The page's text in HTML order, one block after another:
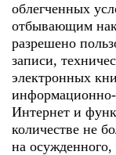
облегченных
отбывающим
разрешено
записи,
электронных
Интернет и
количестве не
на осужденного,